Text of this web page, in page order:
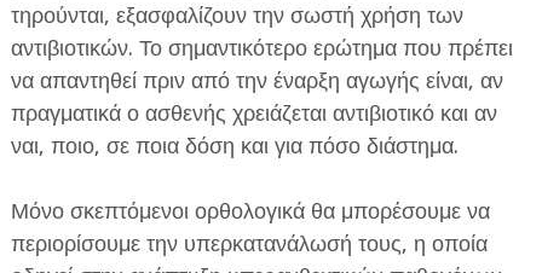
τηρούνται, εξασφαλίζουν την σωστή χρήση των
αντιβιοτικών. Το σημαντικότερο ερώτημα που πρέπει
να απαντηθεί πριν από την έναρξη αγωγής είναι, αν
πραγματικά ο ασθενής χρειάζεται αντιβιοτικό και αν
ναι, ποιο, σε ποια δόση και για πόσο διάστημα.
Μόνο σκεπτόμενοι ορθολογικά θα μπορέσουμε να
περιορίσουμε την υπερκατανάλωσή τους, η οποία